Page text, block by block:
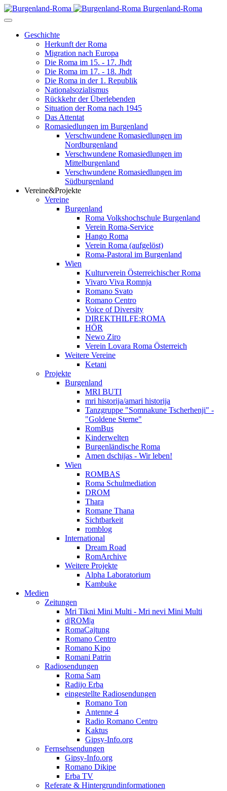
Burgenland-Roma
Geschichte
Herkunft der Roma
Migration nach Europa
Die Roma im 15. - 17. Jhdt
Die Roma im 17. - 18. Jhdt
Die Roma in der 1. Republik
Nationalsozialismus
Rückkehr der Überlebenden
Situation der Roma nach 1945
Das Attentat
Romasiedlungen im Burgenland
Verschwundene Romasiedlungen im
Nordburgenland
Verschwundene Romasiedlungen im
Mittelburgenland
Verschwundene Romasiedlungen im
Südburgenland
Vereine&Projekte
Vereine
Burgenland
Roma Volkshochschule Burgenland
Verein Roma-Service
Hango Roma
Verein Roma (aufgelöst)
Roma-Pastoral im Burgenland
Wien
Kulturverein Österreichischer Roma
Vivaro Viva Romnja
Romano Svato
Romano Centro
Voice of Diversity
DIREKTHILFE:ROMA
HÖR
Newo Ziro
Verein Lovara Roma Österreich
Weitere Vereine
Ketani
Projekte
Burgenland
MRI BUTI
mri historija/amari historija
Tanzgruppe "Somnakune Tscherhenji" -
"Goldene Sterne"
RomBus
Kinderwelten
Burgenländische Roma
Amen dschijas - Wir leben!
Wien
ROMBAS
Roma Schulmediation
DROM
Thara
Romane Thana
Sichtbarkeit
romblog
International
Dream Road
RomArchive
Weitere Projekte
Alpha Laboratorium
Kambuke
Medien
Zeitungen
Mri Tikni Mini Multi - Mri nevi Mini Multi
d|ROM|a
RomaCajtung
Romano Centro
Romano Kipo
Romani Patrin
Radiosendungen
Roma Sam
Radijo Erba
eingestellte Radiosendungen
Romano Ton
Antenne 4
Radio Romano Centro
Kaktus
Gipsy-Info.org
Fernsehsendungen
Gipsy-Info.org
Romano Dikipe
Erba TV
Referate & Hintergrundinformationen